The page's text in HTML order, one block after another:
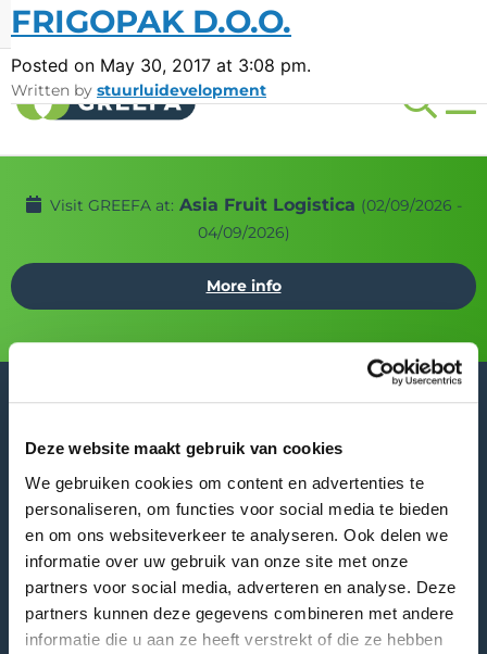
Deze website maakt gebruik van cookies
We gebruiken cookies om content en advertenties te
personaliseren, om functies voor social media te bieden
en om ons websiteverkeer te analyseren. Ook delen we
informatie over uw gebruik van onze site met onze
partners voor social media, adverteren en analyse. Deze
partners kunnen deze gegevens combineren met andere
informatie die u aan ze heeft verstrekt of die ze hebben
Events Careers LANG
FRIGOPAK D.O.O.
Posted on May 30, 2017 at 3:08 pm.
Written by stuurluidevelopment
Visit GREEFA at: Asia Fruit Logistica (02/09/2026 -
04/09/2026)
More info
GREEFA Headquarters
Visiting address
Langstraat 12
4196 JB Tricht | NL
T +31 345 578 100
Einfo@greefa.nl